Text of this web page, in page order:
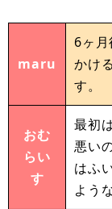
maru
6ヶ
かけ
す。
おむ
らい
す
最初
悪い
はふ
よう